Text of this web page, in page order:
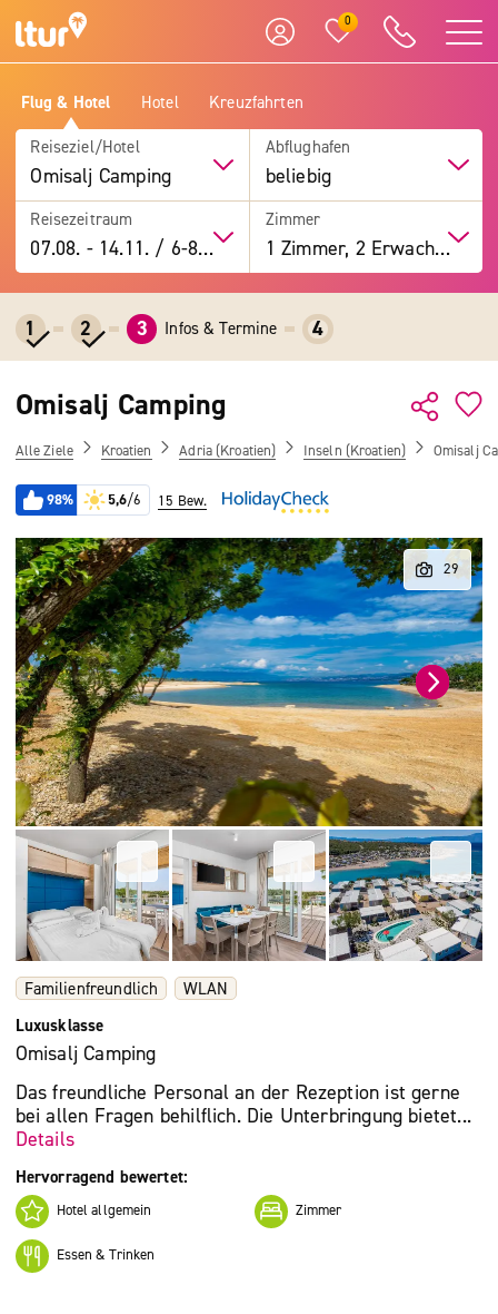
0
Flug & Hotel Hotel Kreuzfahrten
Reiseziel/Hotel
Omisalj Camping
Abflughafen
beliebig
Reisezeitraum
07.08. -14.11. / 6-8 Tage
Zimmer
1 Zimmer, 2 Erwachsene
1 2 3 Infos & Termine 4
Omisalj Camping
Alle Ziele Kroatien Adria (Kroatien) Inseln (Kroatien) Omisalj
98% 5,6/6 15 Bew.
Familienfreundlich
WLAN
Luxusklasse
Omisalj Camping
Das freundliche Personal an der Rezeption ist gerne
bei allen Fragen behilflich. Die Unterbringung bietet...
Details
Hervorragend bewertet:
Hotel allgemein Zimmer
Essen & Trinken